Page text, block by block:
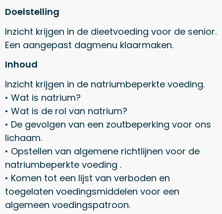
Doelstelling
Inzicht krijgen in de dieetvoeding voor de senior.
Een aangepast dagmenu klaarmaken.
Inhoud
Inzicht krijgen in de natriumbeperkte voeding.
• Wat is natrium?
• Wat is de rol van natrium?
• De gevolgen van een zoutbeperking voor ons
lichaam.
• Opstellen van algemene richtlijnen voor de
natriumbeperkte voeding .
• Komen tot een lijst van verboden en
toegelaten voedingsmiddelen voor een
algemeen voedingspatroon.